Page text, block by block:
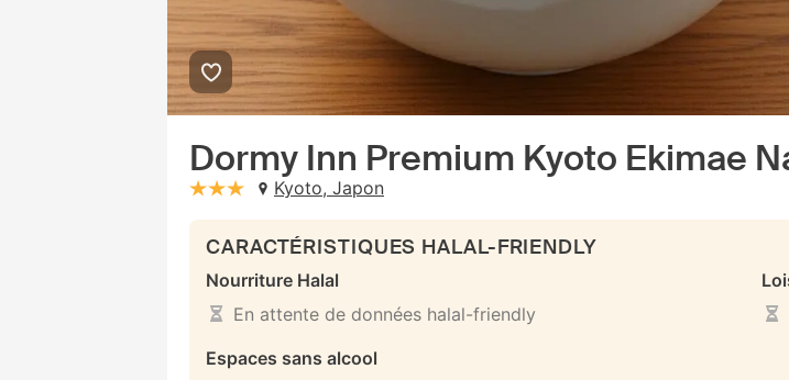
Dormy Inn Premium Kyoto Ekimae
stars: 3Kyoto, Japon
CARACTÉRISTIQUES HALAL-FRIENDLY
Nourriture Halal
En attente de données halal-friendly
Espaces sans alcool